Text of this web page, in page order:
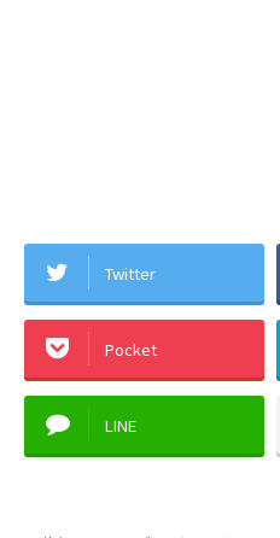
Twitter
Pocket
LINE